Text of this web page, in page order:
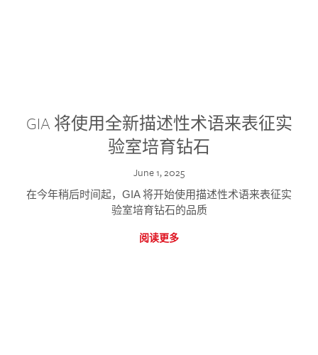
GIA 将使用全新描述性术语来表征实
验室培育钻石
June 1, 2025
在今年稍后时间起，GIA 将开始使用描述性术语来表征实
验室培育钻石的品质
阅读更多